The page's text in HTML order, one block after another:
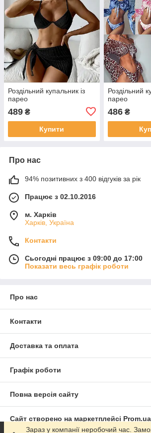
Роздільний купальник із
парео
489 ₴
Купити
Роздільний
парео
486₴
Про нас
94% позитивних з 400 відгуків за рік
Працює з 02.10.2016
м. Харків
Харків, Україна
Контакти
Сьогодні працює з 09:00 до 17:00
Показати весь графік роботи
Про нас
Контакти
Доставка та оплата
Графік роботи
Повна версія сайту
Сайт створено на маркетплейсі Prom.ua
Зараз у компанії неробочий час.